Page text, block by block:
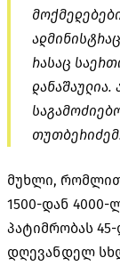
რასაც
მუხლი,
1500-დან
პატიმრობას
დღევანდელ